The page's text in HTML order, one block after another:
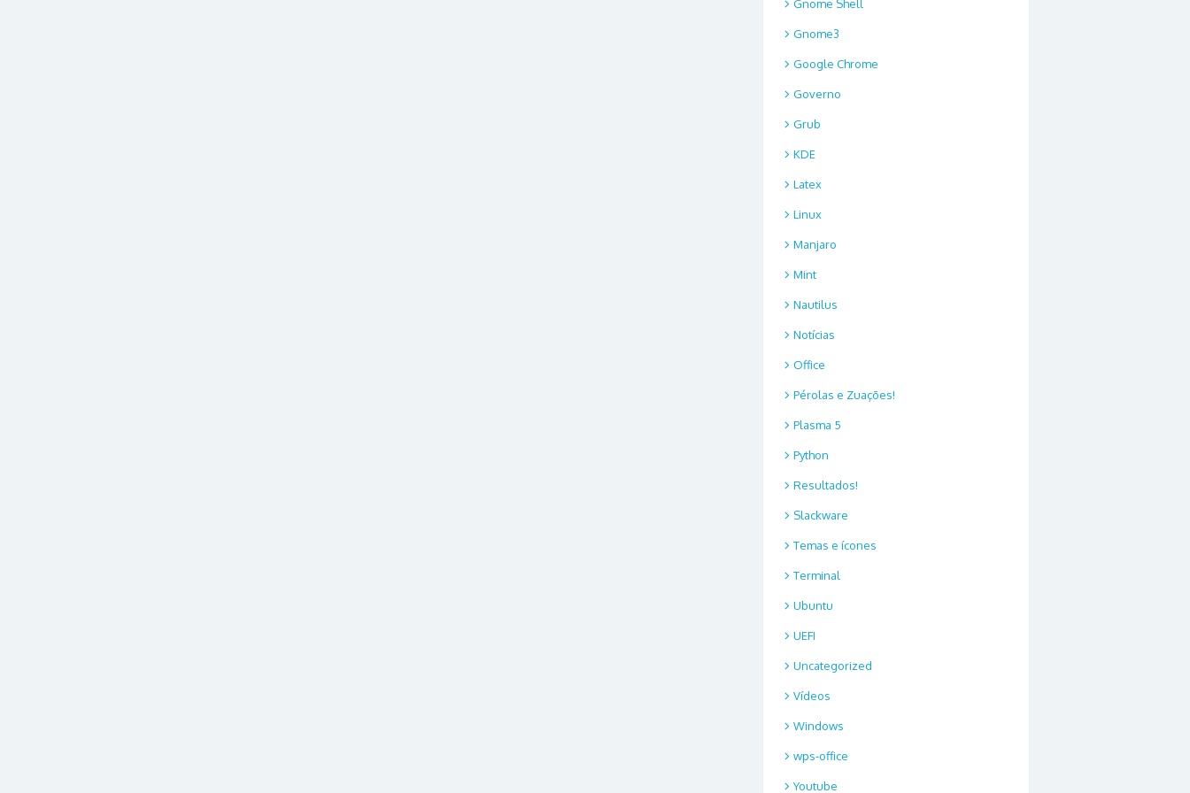
Gnome Shell
Gnome3
Google Chrome
Governo
Grub
KDE
Latex
Linux
Manjaro
Mint
Nautilus
Notícias
Office
Pérolas e Zuações!
Plasma 5
Python
Resultados!
Slackware
Temas e ícones
Terminal
Ubuntu
UEFI
Uncategorized
Vídeos
Windows
wps-office
Youtube